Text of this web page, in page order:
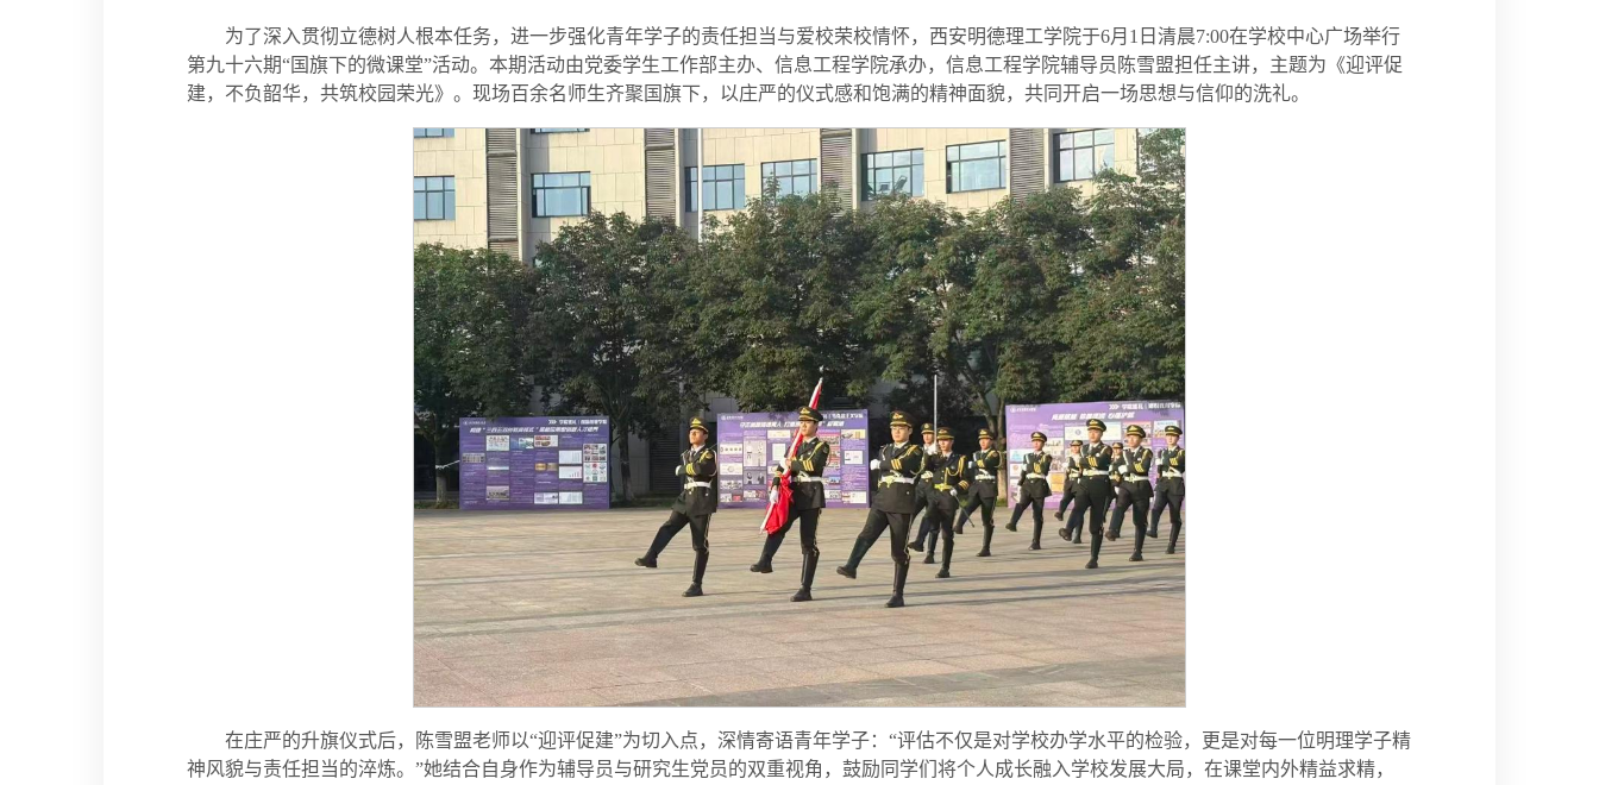
为了深入贯彻立德树人根本任务，进一步强化青年学子的责任担当与爱校荣校情怀，西安明德理工学院于6月1日清晨7:00在学校中心广场举行
第九十六期“国旗下的微课堂”活动。本期活动由党委学生工作部主办、信息工程学院承办，信息工程学院辅导员陈雪盟担任主讲，主题为《迎评促
建，不负韶华，共筑校园荣光》。现场百余名师生齐聚国旗下，以庄严的仪式感和饱满的精神面貌，共同开启一场思想与信仰的洗礼。
在庄严的升旗仪式后，陈雪盟老师以“迎评促建”为切入点，深情寄语青年学子：“评估不仅是对学校办学水平的检验，更是对每一位明理学子精
神风貌与责任担当的淬炼。”她结合自身作为辅导员与研究生党员的双重视角，鼓励同学们将个人成长融入学校发展大局，在课堂内外精益求精，